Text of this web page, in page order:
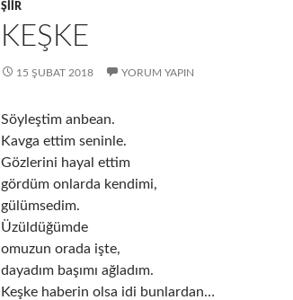
ŞIIR
KEŞKE
15 ŞUBAT 2018 YORUM YAPIN
Söyleştim anbean.
Kavga ettim seninle.
Gözlerini hayal ettim
gördüm onlarda kendimi,
gülümsedim.
Üzüldüğümde
omuzun orada işte,
dayadım başımı ağladım.
Keşke haberin olsa idi bunlardan…